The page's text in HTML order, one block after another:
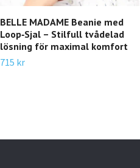
BELLE MADAME Beanie med
Loop‑Sjal – Stilfull tvådelad
lösning för maximal komfort
715 kr